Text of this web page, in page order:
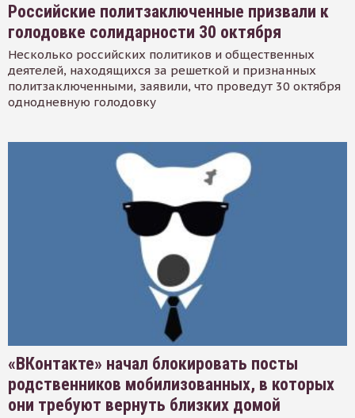
Российские политзаключенные призвали к
голодовке солидарности 30 октября
Несколько российских политиков и общественных
деятелей, находящихся за решеткой и признанных
политзаключенными, заявили, что проведут 30 октября
однодневную голодовку
«ВКонтакте» начал блокировать посты
родственников мобилизованных, в которых
они требуют вернуть близких домой